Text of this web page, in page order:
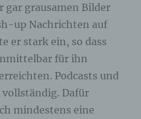
gar grausamen Bilder
up Nachrichten auf
er stark ein, so dass
für ihn
Podcasts und
Dafür
mindestens eine
der betroffenen
gesetzlichen
Die
des für die Verarbeitung
betroffenen Person in
Ansprechpartner zur
die Internetseite